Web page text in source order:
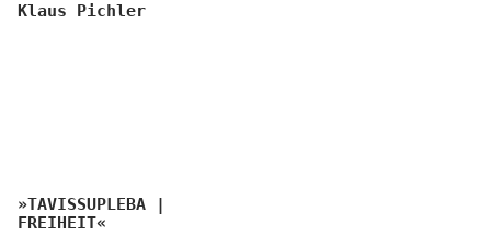
Klaus Pichler
»TAVISSUPLEBA |
FREIHEIT«